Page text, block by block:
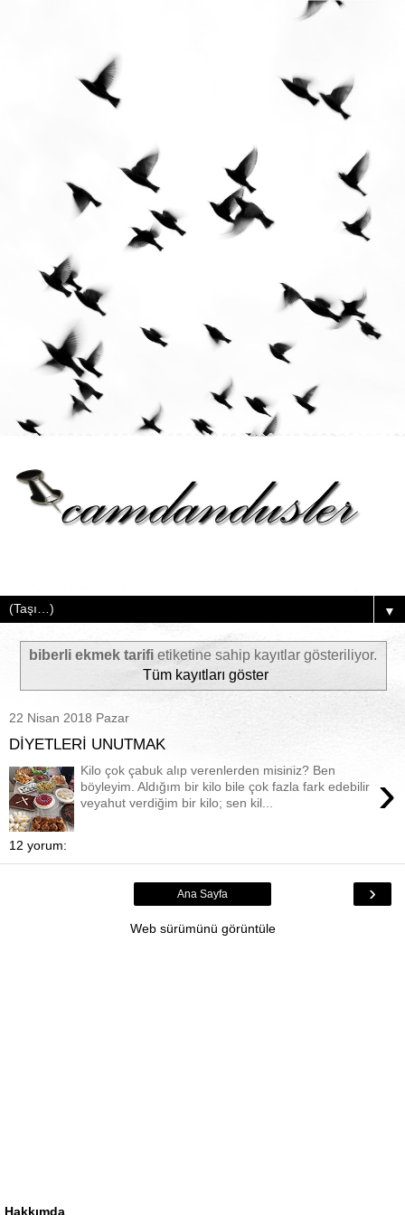
▼
biberli ekmek tarifietiketine sahip kayıtlar gösteriliyor.
Tüm kayıtları göster
22 Nisan 2018 Pazar
DİYETLERİ UNUTMAK
›
Kilo çok çabuk alıp verenlerden misiniz? Ben
böyleyim. Aldığım bir kilo bile çok fazla fark edebilir
veyahut verdiğim bir kilo; sen kil...
12 yorum:
›
Ana Sayfa
Web sürümünü görüntüle
Hakkımda